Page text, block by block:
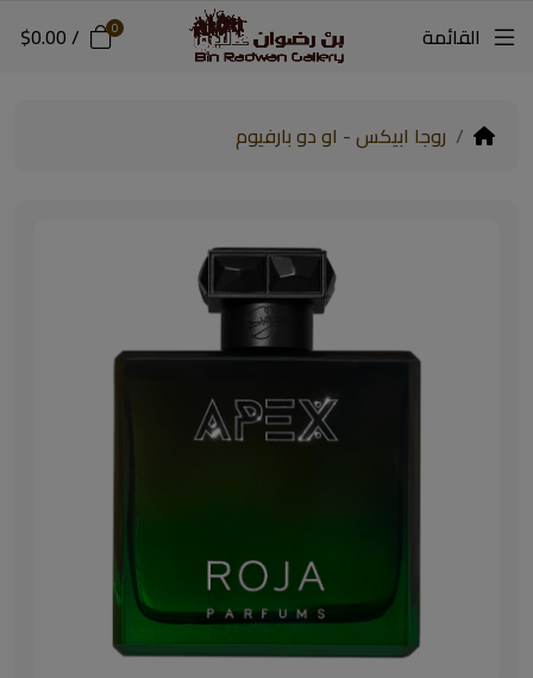
القائمة 0
/
$0.00
روجا ابيكس - او دو بارفيوم